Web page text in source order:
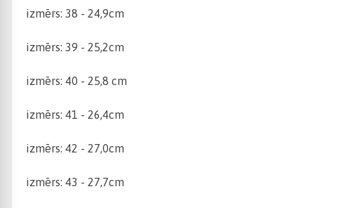
izmērs: 38 - 24,9cm
izmērs: 39 - 25,2cm
izmērs: 40 - 25,8 cm
izmērs: 41 - 26,4cm
izmērs: 42 - 27,0cm
izmērs: 43 - 27,7cm